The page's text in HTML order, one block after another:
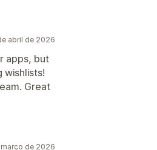
abril de 2026
apps, but
wishlists!
Great
março de 2026